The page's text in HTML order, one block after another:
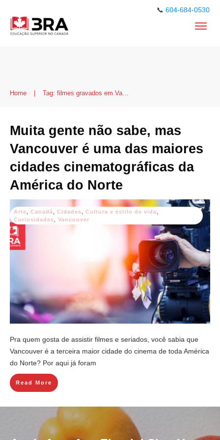
📞 604-684-0530
Home |
Muita gente não sabe, mas
Vancouver é uma das maiores
cidades cinematográficas da
América do Norte
Arte Canadá Cidades Cultura e estilo de vida
Curiosidades
Vancouver
Pra quem gosta de assistir filmes e seriados, você sabia que
Vancouver é a terceira maior cidade do cinema de toda América
do Norte? Por aqui já foram
Read More